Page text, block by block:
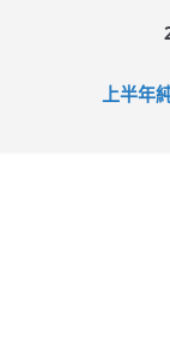
上半年